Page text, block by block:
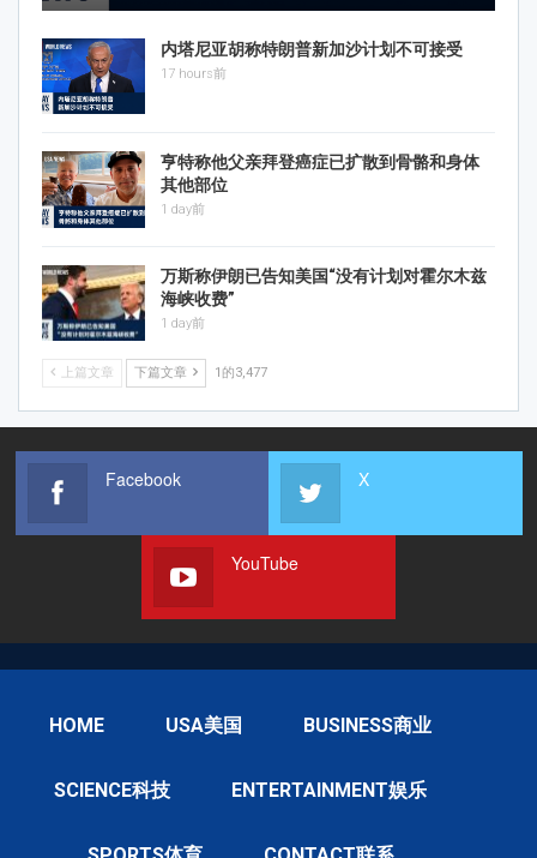
内塔尼亚胡称特朗普新加沙计划不可接受
17 hours前
亨特称他父亲拜登癌症已扩散到骨骼和身体
其他部位
1 day前
万斯称伊朗已告知美国“没有计划对霍尔木兹
海峡收费”
1 day前
上篇文章 下篇文章 1的3,477
Facebook X
YouTube
HOME USA美国 BUSINESS商业
SCIENCE科技 ENTERTAINMENT娱乐